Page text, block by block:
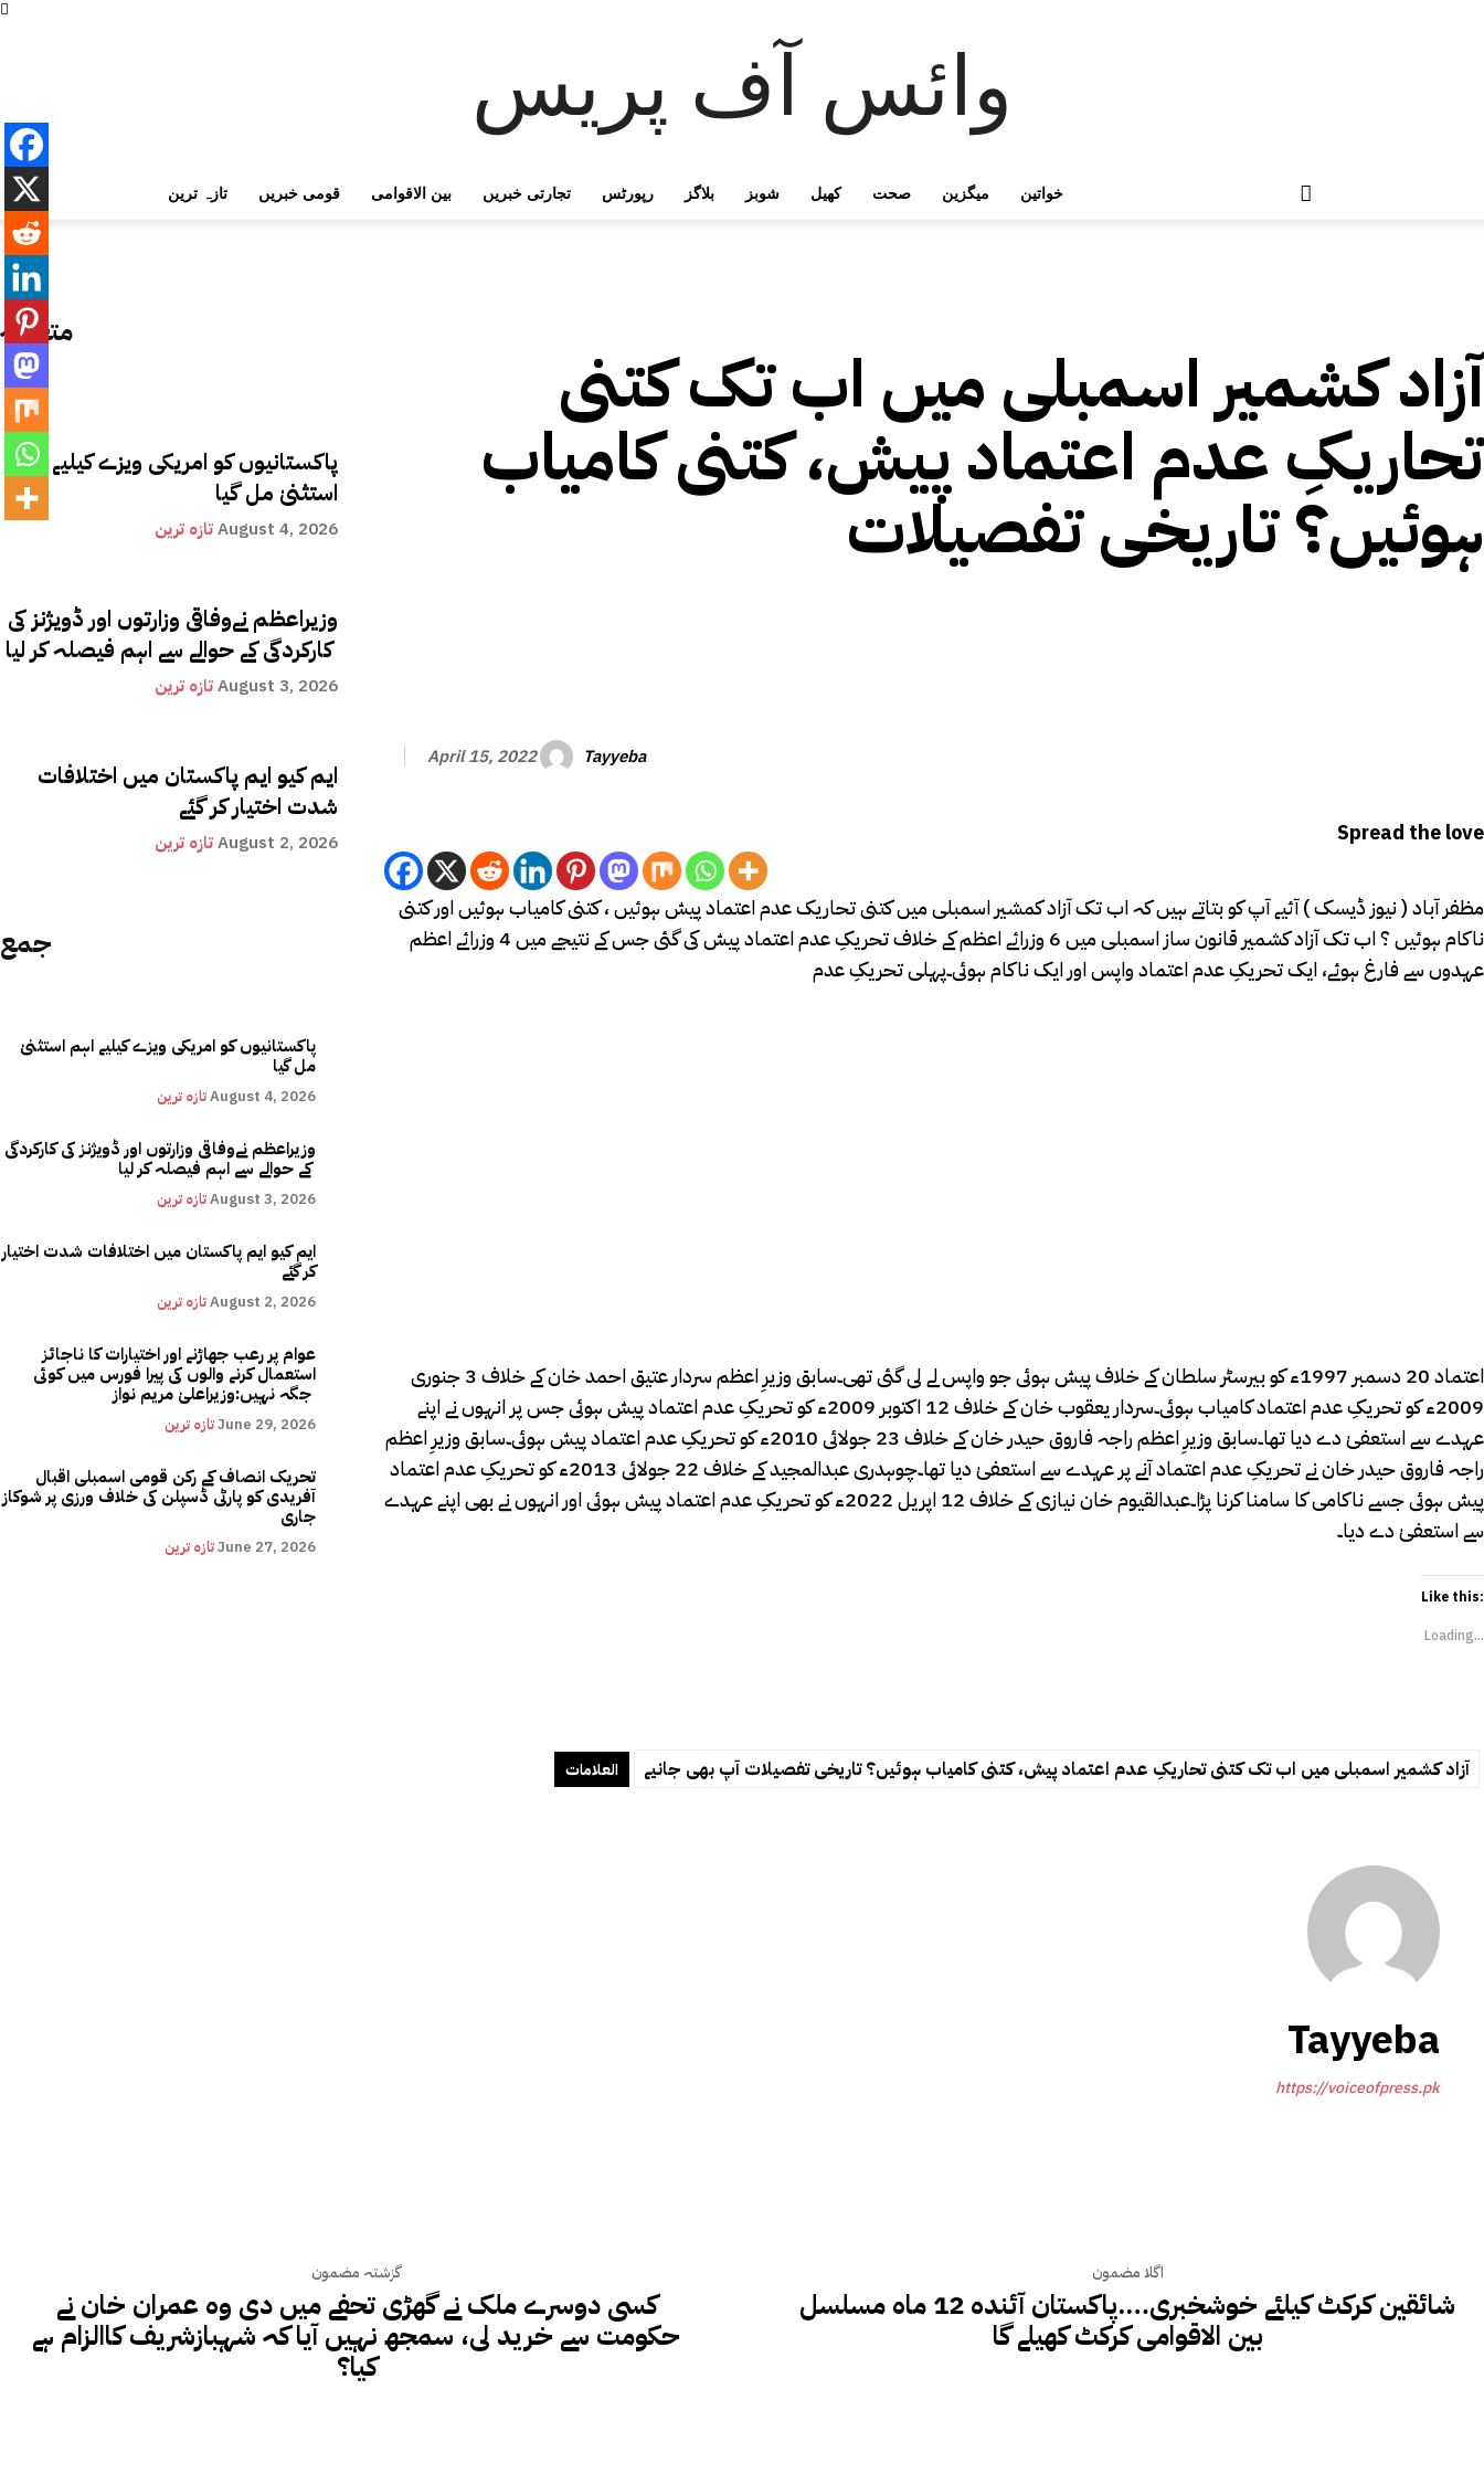
وائس آف پریس
تازہ ترین قومی خبریں بین الاقوامی تجارتی خبریں رپورٹس بلاگز شوبز کھیل صحت میگزین خواتین
متعلقہ
پاکستانیوں کو امریکی ویزے کیلیے اہم
استثنیٰ مل گیا
تازہ ترینAugust 4, 2026
وزیراعظم نےوفاقی وزارتوں اور ڈویژنز کی
کارکردگی کے حوالے سے اہم فیصلہ کر لیا
تازہ ترینAugust 3, 2026
ایم کیو ایم پاکستان میں اختلافات
شدت اختیار کر گئے
تازہ ترینAugust 2, 2026
جمع
پاکستانیوں کو امریکی ویزے کیلیے اہم استثنیٰ
مل گیا
تازہ ترینAugust 4, 2026
وزیراعظم نےوفاقی وزارتوں اور ڈویژنز کی کارکردگی
کے حوالے سے اہم فیصلہ کر لیا
تازہ ترینAugust 3, 2026
ایم کیو ایم پاکستان میں اختلافات شدت اختیار
کر گئے
تازہ ترینAugust 2, 2026
عوام پر رعب جھاڑنے اور اختیارات کا ناجائز
استعمال کرنے والوں کی پیرا فورس میں کوئی
تازہ ترینJune 29, 2026
تحریک انصاف کے رکن قومی اسمبلی اقبال
آفریدی کو پارٹی ڈسپلن کی خلاف ورزی پر شوکاز
جاری
تازہ ترینJune 27, 2026
آزاد کشمیر اسمبلی میں‌ اب تک کتنی
تحاریکِ عدم اعتماد پیش، کتنی کامیاب
ہوئیں؟ تاریخی تفصیلات
April 15, 2022 Tayyeba
Spread the love
مظفر آباد ( نیوز ڈیسک ) آئیے آپ کو بتاتے ہیں کہ اب تک آزاد کمشیر اسمبلی میں کتنی تحاریک عدم اعتماد پیش ہوئیں ، کتنی کامیاب ہوئیں اور کتنی
ناکام ہوئیں ؟ اب تک آزاد کشمیر قانون ساز اسمبلی میں 6 وزرائے اعظم کے خلاف تحریکِ عدم اعتماد پیش کی گئی جس کے نتیجے میں 4 وزرائے اعظم
عہدوں سے فارغ ہوئے، ایک تحریکِ عدم اعتماد واپس اور ایک ناکام ہوئی۔پہلی تحریکِ عدم
اعتماد 20 دسمبر 1997ء کو بیرسٹر سلطان کے خلاف پیش ہوئی جو واپس لے لی گئی تھی۔سابق وزیرِ اعظم سردار عتیق احمد خان کے خلاف 3 جنوری
2009ء کو تحریکِ عدم اعتماد کامیاب ہوئی۔سردار یعقوب خان کے خلاف 12 اکتوبر 2009ء کو تحریکِ عدم اعتماد پیش ہوئی جس پر انہوں نے اپنے
عہدے سے استعفیٰ دے دیا تھا۔سابق وزیرِ اعظم راجہ فاروق حیدر خان کے خلاف 23 جولائی 2010ء کو تحریکِ عدم اعتماد پیش ہوئی۔سابق وزیرِ اعظم
راجہ فاروق حیدر خان نے تحریکِ عدم اعتماد آنے پر عہدے سے استعفیٰ دیا تھا۔چوہدری عبدالمجید کے خلاف 22 جولائی 2013ء کو تحریکِ عدم اعتماد
پیش ہوئی جسے ناکامی کا سامنا کرنا پڑا۔عبدالقیوم خان نیازی کے خلاف 12 اپریل 2022ء کو تحریکِ عدم اعتماد پیش ہوئی اور انہوں نے بھی اپنے عہدے
سے استعفیٰ دے دیا۔
Like this:
Loading...
العلامات آزاد کشمیر اسمبلی میں‌ اب تک کتنی تحاریکِ عدم اعتماد پیش، کتنی کامیاب ہوئیں؟ تاریخی تفصیلات آپ بھی جانیے
Tayyeba
https://voiceofpress.pk
گزشتہ مضمون
کسی دوسرے ملک نے گھڑی تحفے میں دی وہ عمران خان نے
حکومت سے خرید لی، سمجھ نہیں آیا کہ شہبازشریف کاالزام ہے
کیا؟
اگلا مضمون
شائقین کرکٹ کیلئے خوشخبری….پاکستان آئندہ 12 ماہ مسلسل
بین الاقوامی کرکٹ کھیلے گا